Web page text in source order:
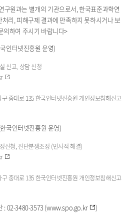
구원과는 별개의 기관으로서, 한국표준과학연
리, 피해구제 결과에 만족하지 못하시거나 보
의하여 주시기 바랍니다>
인터넷진흥원 운영)
신고, 상담 신청
중대로 135 한국인터넷진흥원 개인정보침해신고
국인터넷진흥원 운영)
신청, 진단분쟁조정 (민사적 해결)
중대로 135 한국인터넷진흥원 개인정보침해신고
: 02-3480-3573 (www.spo.go.kr
)